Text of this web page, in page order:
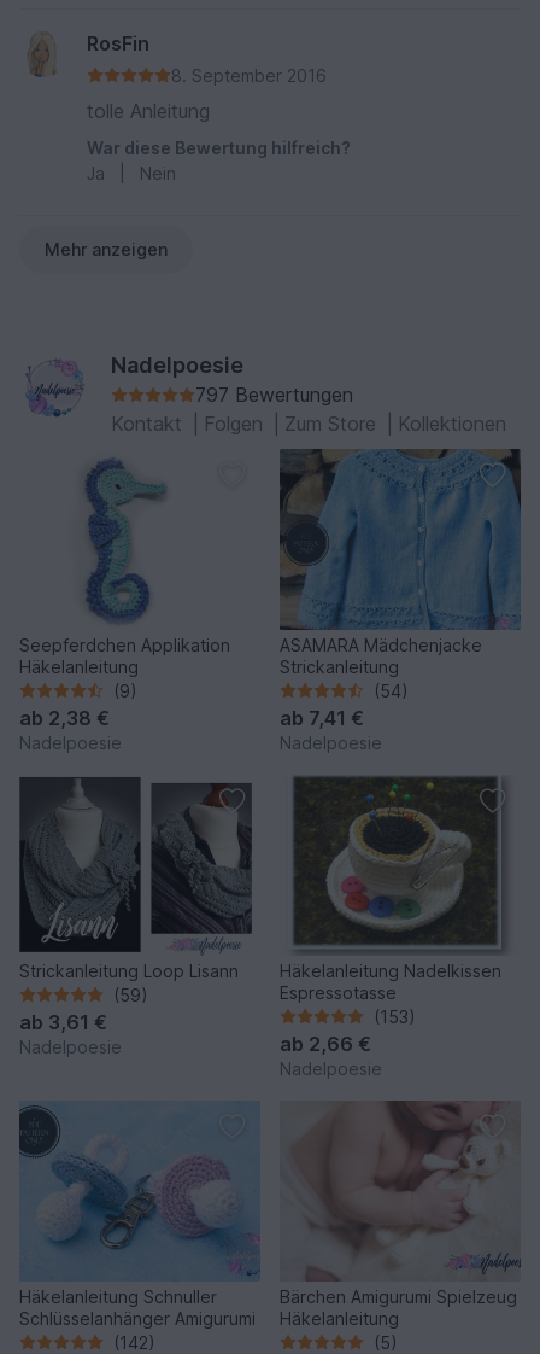
RosFin
8. September 2016
tolle Anleitung
War diese Bewertung hilfreich?
Ja
Nein
Mehr anzeigen
Nadelpoesie
797 Bewertungen
Kontakt
Folgen Zum Store Kollektionen
Seepferdchen Applikation
Häkelanleitung
(9)
ab 2,38 €
Nadelpoesie
ASAMARA Mädchenjacke
Strickanleitung
(54)
ab 7,41 €
Nadelpoesie
Strickanleitung Loop Lisann
(59)
ab 3,61 €
Nadelpoesie
Häkelanleitung Nadelkissen
Espressotasse
(153)
ab 2,66 €
Nadelpoesie
Häkelanleitung Schnuller
Schlüsselanhänger Amigurumi
(142)
Bärchen Amigurumi Spielzeug
Häkelanleitung
(5)